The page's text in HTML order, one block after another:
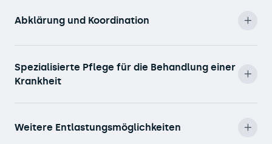
Abklärung und Koordination
Spezialisierte Pflege für die Behandlung einer
Krankheit
Weitere Entlastungsmöglichkeiten